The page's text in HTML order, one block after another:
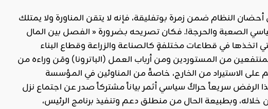
أحضان النظام ضمن زمرة بوتفليقة، فإنه لا يتقن المناورة ولا يمتلك
الصعبة والحرجة!. فكان تصريحه بـضرورة « الفصل بين المال
في قطاعات مختلفةٍ كالصناعة والزراعة وقطاع البناء
من المستوردين ومن أرباب العمل (الباترونا) ومَن وراءه من
على الاستيراد من الخارج، خاصةً من المناوئين في المؤسسة
الرفض سريعاً حراكٌ سياسي أثمر بياناً مشتركاً صدر عن اجتماع نزل
وبطبيعة الحال من منطلق دعم وتنفيذ برنامج الرئيس،